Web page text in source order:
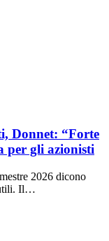
Donnet: “Forte
per gli azionisti
2026 dicono
utili. Il…